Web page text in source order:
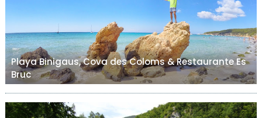
Playa Binigaus, Cova des Coloms & Restaurante Es
Bruc